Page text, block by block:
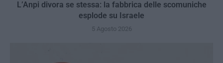
L’Anpi divora se stessa: la fabbrica delle scomuniche
esplode su Israele
5 Agosto 2026